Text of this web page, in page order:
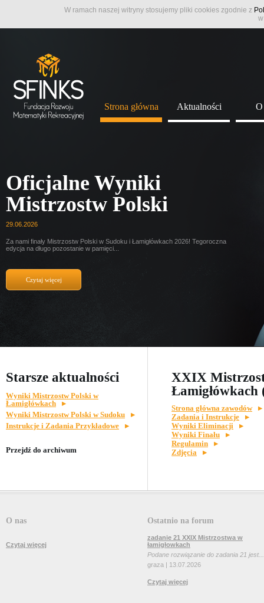
W ramach naszej witryny stosujemy pliki cookies zgodnie z
Strona główna Aktualności O
Oficjalne Wyniki
Mistrzostw Polski
29.06.2026
Za nami finały Mistrzostw Polski w Sudoku i Łamigłówkach 2026! Tegoroczna
edycja na długo pozostanie w pamięci...
Czytaj więcej
Starsze aktualności
Wyniki Mistrzostw Polski w
Łamigłówkach
Wyniki Mistrzostw Polski w Sudoku
Instrukcje i Zadania Przykładowe
Przejdź do archiwum
XXIX
Łamigłówkach
Strona główna zawodów
Zadania i Instrukcje
Wyniki Eliminacji
Wyniki Finału
Regulamin
Zdjęcia
O nas
Czytaj więcej
Ostatnio na forum
zadanie 21 XXIX Mistrzostwa w
łamigłowkach
Podane rozwiązanie do zadania 21 jest...
graza | 13.07.2026
Czytaj więcej